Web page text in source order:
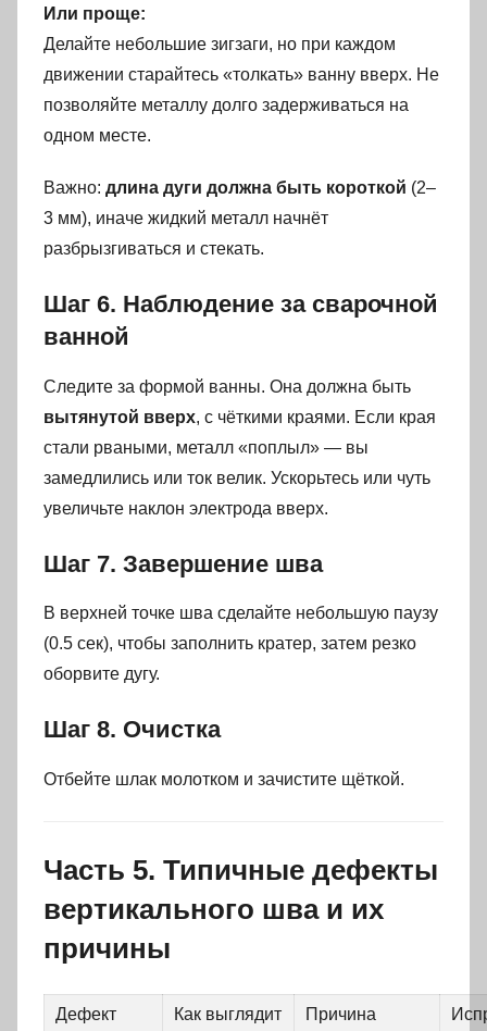
Или проще:
Делайте небольшие зигзаги, но при каждом
движении старайтесь «толкать» ванну вверх. Не
позволяйте металлу долго задерживаться на
одном месте.
Важно: длина дуги должна быть короткой (2–
3 мм), иначе жидкий металл начнёт
разбрызгиваться и стекать.
Шаг 6. Наблюдение за сварочной
ванной
Следите за формой ванны. Она должна быть
вытянутой вверх, с чёткими краями. Если края
стали рваными, металл «поплыл» — вы
замедлились или ток велик. Ускорьтесь или чуть
увеличьте наклон электрода вверх.
Шаг 7. Завершение шва
В верхней точке шва сделайте небольшую паузу
(0.5 сек), чтобы заполнить кратер, затем резко
оборвите дугу.
Шаг 8. Очистка
Отбейте шлак молотком и зачистите щёткой.
Часть 5. Типичные дефекты
вертикального шва и их
причины
Дефект Как выглядит Причина